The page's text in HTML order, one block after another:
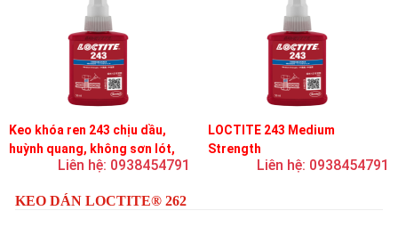
Keo khóa ren 243 chịu dầu,
huỳnh quang, không sơn lót,
dễ tháo rời, độ bền trung bình
Liên hệ: 0938454791
LOCTITE 243 Medium
Strength
Liên hệ: 0938454791
KEO DÁN LOCTITE® 262